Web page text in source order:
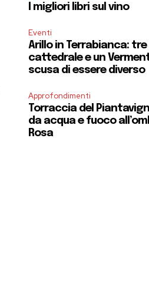
I migliori libri sul vino
Eventi
Arillo in Terrabianca:
cattedrale e un
scusa di essere diverso
Approfondimenti
Torraccia del
da acqua e fuoco
Rosa